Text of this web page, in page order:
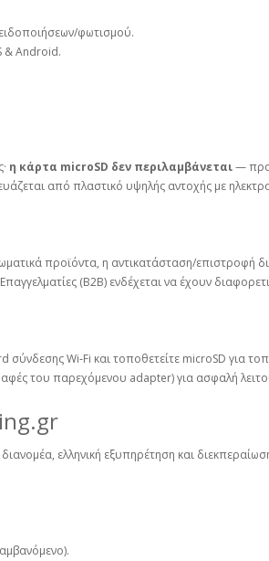
φωτισμού.
& Android.
η κάρτα microSD δεν περιλαμβάνεται—
από πλαστικό υψηλής αντοχής με
προϊόντα, η αντικατάσταση/επιστροφή
(B2B) ενδέχεται να έχουν
σύνδεσης Wi‑Fi και τοποθετείτε microSD για
του παρεχόμενου adapter) για ασφαλή
ελληνική εξυπηρέτηση και